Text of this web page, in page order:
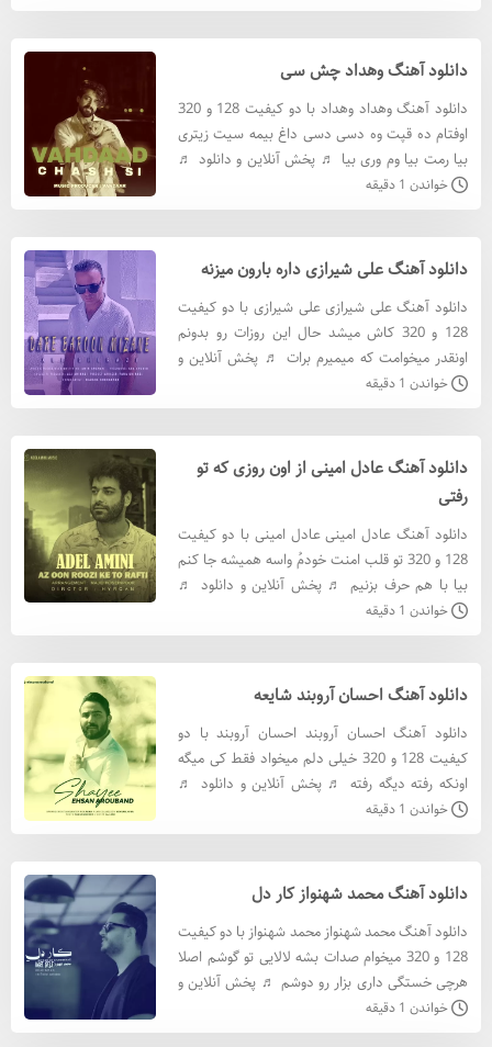
دانلود آهنگ وهداد چش سی
دانلود آهنگ وهداد وهداد با دو کیفیت 128 و 320
اوفتام ده قپت وه دسی دسی داغ بیمه سیت زیتری
بیا رمت بیا وم وری بیا ♬ پخش آنلاین و دانلود ♬
وهداد با کيفيت
خواندن 1 دقیقه
دانلود آهنگ علی شیرازی داره بارون میزنه
دانلود آهنگ علی شیرازی علی شیرازی با دو کیفیت
128 و 320 کاش میشد حال این روزات رو بدونم
اونقدر میخوامت که میمیرم برات ♬ پخش آنلاین و
دانلود آهنگ علی
خواندن 1 دقیقه
دانلود آهنگ عادل امینی از اون روزی که تو
رفتی
دانلود آهنگ عادل امینی عادل امینی با دو کیفیت
128 و 320 تو قلب امنت خودمُ واسه همیشه جا کنم
بیا با هم حرف بزنیم ♬ پخش آنلاین و دانلود ♬
عادل امینی
خواندن 1 دقیقه
دانلود آهنگ احسان آروبند شایعه
دانلود آهنگ احسان آروبند احسان آروبند با دو
کیفیت 128 و 320 خیلی دلم میخواد فقط کی میگه
اونکه رفته دیگه رفته ♬ پخش آنلاین و دانلود ♬
آهنگ احسان آروبن
خواندن 1 دقیقه
دانلود آهنگ محمد شهنواز کار دل
دانلود آهنگ محمد شهنواز محمد شهنواز با دو کیفیت
128 و 320 میخوام صدات بشه لالایی تو گوشم اصلا
هرچی خستگی داری بزار رو دوشم ♬ پخش آنلاین و
دانلود آهن
خواندن 1 دقیقه